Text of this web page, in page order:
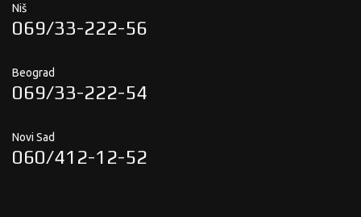
Niš
069/33-222-56
Beograd
069/33-222-54
Novi Sad
060/412-12-52